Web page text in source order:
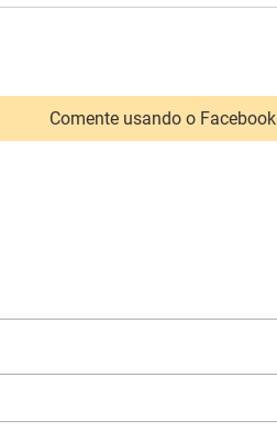
Comente usando o Facebook